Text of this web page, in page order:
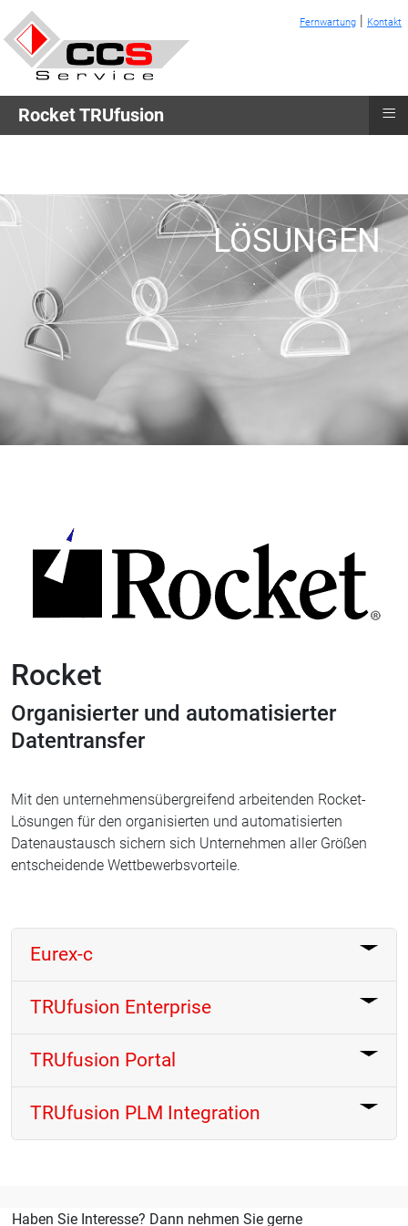
Fernwartung | Kontakt
Rocket TRUfusion ≡
LÖSUNGEN
Rocket
Organisierter und automatisierter
Datentransfer
Mit den unternehmensübergreifend arbeitenden Rocket-
Lösungen für den organisierten und automatisierten
Datenaustausch sichern sich Unternehmen aller Größen
entscheidende Wettbewerbsvorteile.
Eurex-c
TRUfusion Enterprise
TRUfusion Portal
TRUfusion PLM Integration
Haben Sie Interesse? Dann nehmen Sie gerne